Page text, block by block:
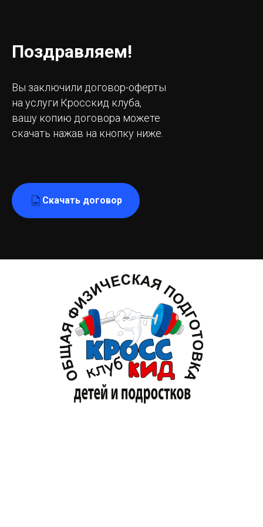
Поздравляем!
Вы заключили договор-оферты
на услуги Кросскид клуба,
вашу копию договора можете
скачать нажав на кнопку ниже.
Скачать договор